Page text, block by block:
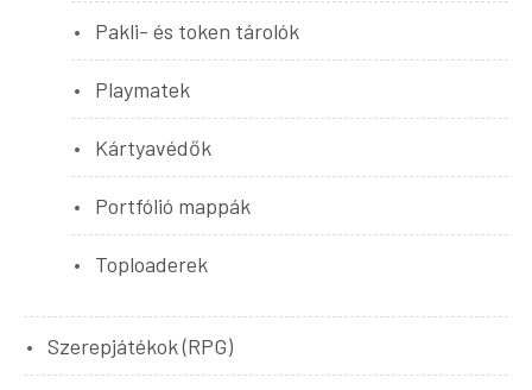
Pakli- és token tárolók
Playmatek
Kártyavédők
Portfólió mappák
Toploaderek
Szerepjátékok (RPG)